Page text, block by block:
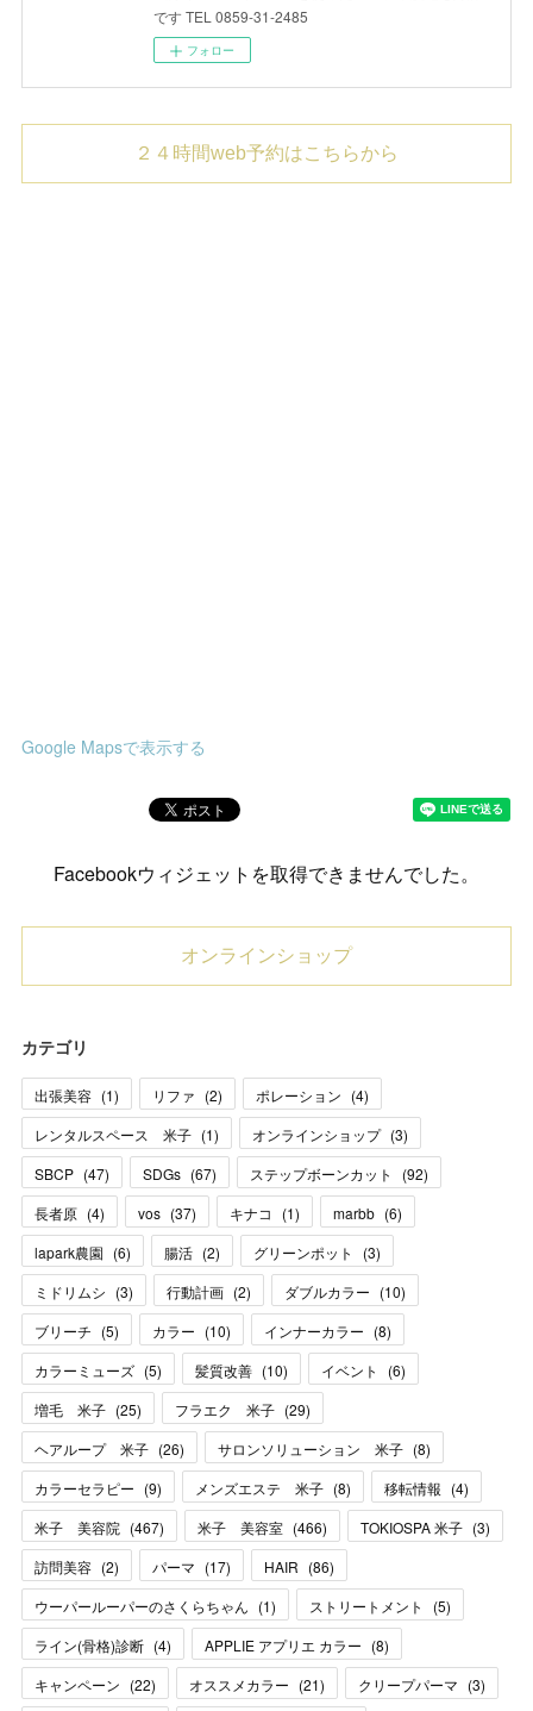
です TEL 0859-31-2485
フォロー
２４時間web予約はこちらから
Google Mapsで表示する
Facebookウィジェットを取得できませんでした。
オンラインショップ
カテゴリ
出張美容 (1) リファ (2) ポレーション (4)
レンタルスペース 米子 (1) オンラインショップ (3)
SBCP (47) SDGs (67) ステップボーンカット (92)
長者原 (4) vos (37) キナコ (1) marbb (6)
lapark農園 (6) 腸活 (2) グリーンポット (3)
ミドリムシ (3) 行動計画 (2) ダブルカラー (10)
ブリーチ (5) カラー (10) インナーカラー (8)
カラーミューズ (5) 髪質改善 (10) イベント (6)
増毛 米子 (25) フラエク 米子 (29)
ヘアループ 米子 (26) サロンソリューション 米子 (8)
カラーセラピー (9) メンズエステ 米子 (8) 移転情報 (4)
米子 美容院 (467) 米子 美容室 (466) TOKIOSPA 米子 (3)
訪問美容 (2) パーマ (17) HAIR (86)
ウーパールーパーのさくらちゃん (1) ストリートメント (5)
ライン(骨格)診断 (4) APPLIE アプリエ カラー (8)
キャンペーン (22) オススメカラー (21) クリープパーマ (3)